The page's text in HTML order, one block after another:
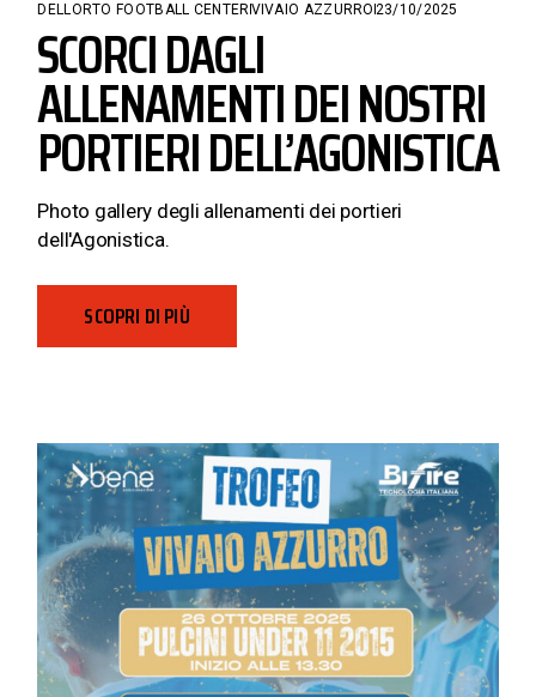
DELLORTO FOOTBALL CENTERVIVAIO AZZURRO 23/10/2025
SCORCI DAGLI
ALLENAMENTI DEI NOSTRI
PORTIERI DELL’AGONISTICA
Photo gallery degli allenamenti dei portieri
dell'Agonistica.
SCOPRI DI PIÙ